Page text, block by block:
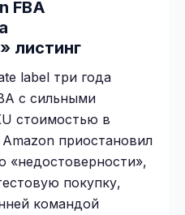
FBA
листинг
label три года
с сильными
стоимостью в
приостановил
«недостоверности»,
покупку,
командой